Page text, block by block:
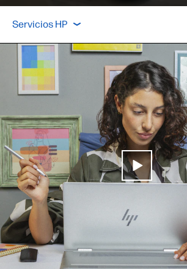
Hoy puedes Funciones
Servicios HP
Hoy puedes
Funciones
Pantalla
Privacidad y sonido
Sustentabilidad
Explorar modelos